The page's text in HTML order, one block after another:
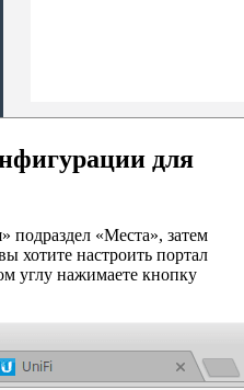
для
подраздел «Места», затем
хотите настроить портал
углу нажимаете кнопку